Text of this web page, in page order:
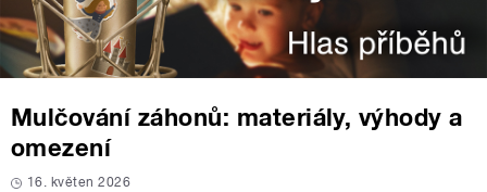
Mulčování záhonů: materiály, výhody a
omezení
16. květen 2026